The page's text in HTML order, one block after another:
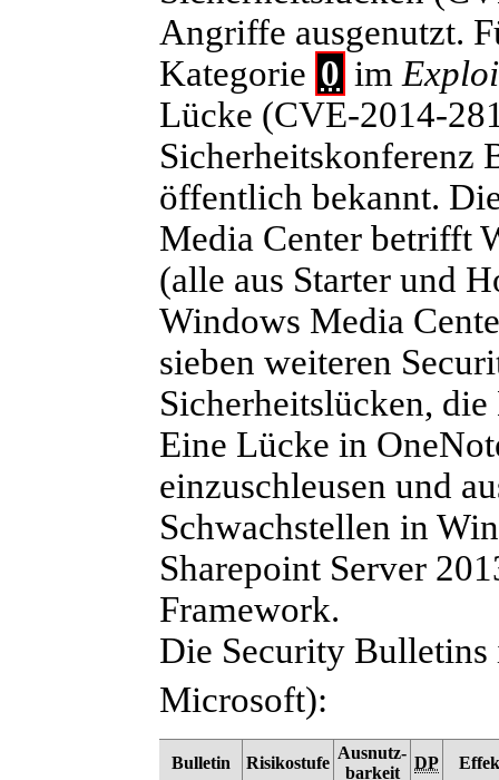
Angriffe ausgenutzt.
Kategorie 0 im
Lücke (CVE-2014-
Sicherheitskonferenz
öffentlich bekannt.
Media Center betrifft
(alle aus Starter und
Windows Media
sieben weiteren
Sicherheitslücken,
Eine Lücke in
einzuschleusen und
Schwachstellen in
Sharepoint Server
Framework.
Die Security
Microsoft):
Bulletin Risikostufe
Ausnutz-
barkeit
DP